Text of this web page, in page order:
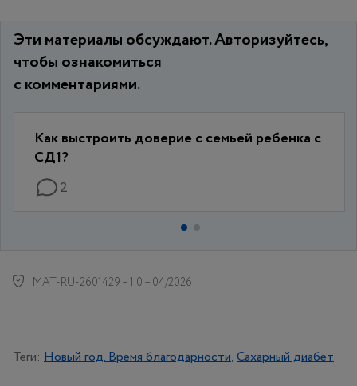
Эти материалы обсуждают. Авторизуйтесь,
чтобы ознакомиться
с комментариями.
Как выстроить доверие с семьей ребенка с
СД1?
2
MAT-RU-2601429 – 1.0 – 04/2026
Теги: Новый год. Время благодарности Сахарный диабет